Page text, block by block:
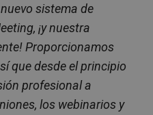
sistema de
¡y nuestra
Proporcionamos
que desde el principio
profesional a
los webinarios y